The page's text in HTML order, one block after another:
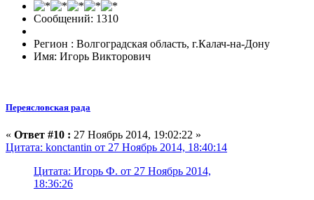
Сообщений: 1310
Регион : Волгоградская область, г.Калач-на-Дону
Имя: Игорь Викторович
Переясловская рада
« Ответ #10 : 27 Ноябрь 2014, 19:02:22 »
Цитата: konctantin от 27 Ноябрь 2014, 18:40:14
Цитата: Игорь Ф. от 27 Ноябрь 2014,
18:36:26